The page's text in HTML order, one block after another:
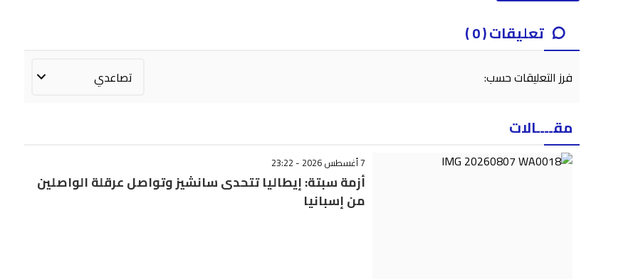
تعليقات ( 0 )
فرز التعليقات حسب:
مقــــالات
7 أغسطس 2026 - 23:22
أزمة سبتة: إيطاليا تتحدى سانشيز وتواصل عرقلة الواصلين
من إسبانيا